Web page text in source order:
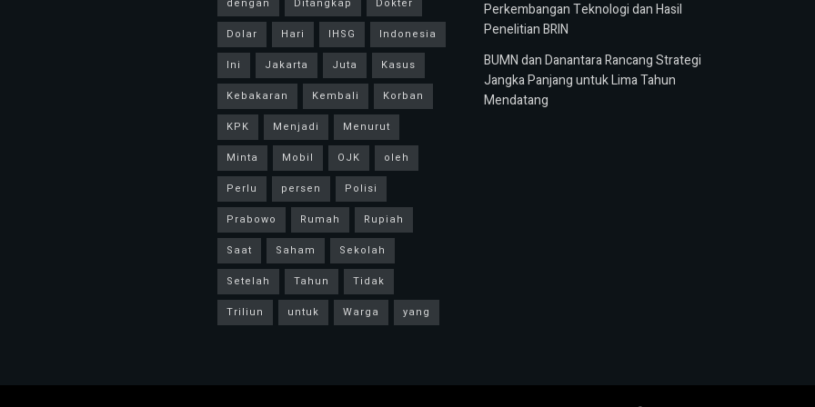
dengan
Ditangkap
Dokter
Dolar
Hari IHSG
Indonesia
Ini
Jakarta Juta
Kasus
Kebakaran
Kembali
Korban
KPK
Menjadi
Menurut
Minta
Mobil OJK
oleh
Perlu
persen
Polisi
Prabowo
Rumah
Rupiah
Saat
Saham
Sekolah
Setelah
Tahun
Tidak
Triliun
untuk Warga yang
Perkembangan Teknologi dan Hasil
Penelitian BRIN
BUMN dan Danantara Rancang Strategi
Jangka Panjang untuk Lima Tahun
Mendatang